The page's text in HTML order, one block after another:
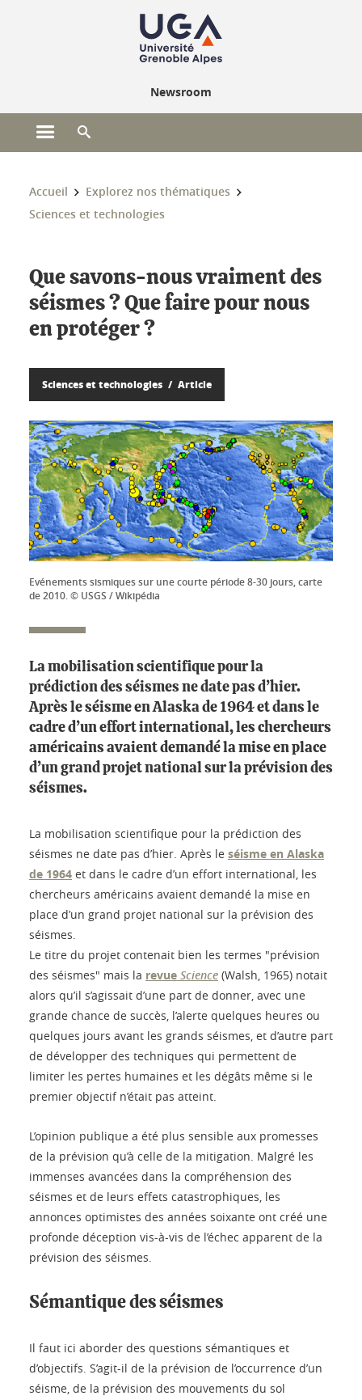
Newsroom
Ouvrir le menu principal
Vous êtes ici :
Accueil
Explorez nos thématiques
Sciences et technologies
Que savons-nous vraiment des
séismes ? Que faire pour nous
en protéger ?
Sciences et technologies Article
Evénements sismiques sur une courte période 8-30 jours, carte
de 2010. © USGS / Wikipédia
La mobilisation scientifique pour la
prédiction des séismes ne date pas d’hier.
Après le séisme en Alaska de 1964 et dans le
cadre d’un effort international, les chercheurs
américains avaient demandé la mise en place
d’un grand projet national sur la prévision des
séismes.
La mobilisation scientifique pour la prédiction des
séismes ne date pas d’hier. Après le séisme en Alaska
de 1964 et dans le cadre d’un effort international, les
chercheurs américains avaient demandé la mise en
place d’un grand projet national sur la prévision des
séismes.
Le titre du projet contenait bien les termes "prévision
des séismes" mais la revue Science (Walsh, 1965) notait
alors qu’il s’agissait d’une part de donner, avec une
grande chance de succès, l’alerte quelques heures ou
quelques jours avant les grands séismes, et d’autre part
de développer des techniques qui permettent de
limiter les pertes humaines et les dégâts même si le
premier objectif n’était pas atteint.
L’opinion publique a été plus sensible aux promesses
de la prévision qu’à celle de la mitigation. Malgré les
immenses avancées dans la compréhension des
séismes et de leurs effets catastrophiques, les
annonces optimistes des années soixante ont créé une
profonde déception vis-à-vis de l’échec apparent de la
prévision des séismes.
Sémantique des séismes
Il faut ici aborder des questions sémantiques et
d’objectifs. S’agit-il de la prévision de l’occurrence d’un
séisme, de la prévision des mouvements du sol